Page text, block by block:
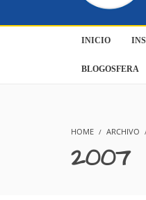
INICIO
BLOGOSFERA
HOME ARCHIVO
2007